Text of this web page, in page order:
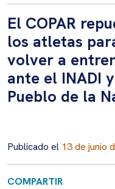
El COPAR
los atletas
volver a
ante el INADI
Pueblo de la
Publicado el 13 de junio
COMPARTIR